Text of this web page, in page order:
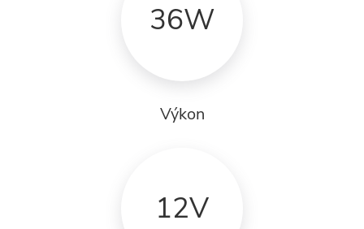
36W
Výkon
12V